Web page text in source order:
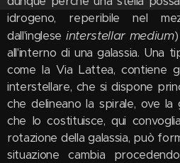
idrogeno, reperibile nel
dall'inglese interstellar medium
all'interno di una galassia. Una
come la Via Lattea, contiene
interstellare, che si dispone
che delineano la spirale, ove
che lo costituisce, qui
rotazione della galassia, può
situazione cambia